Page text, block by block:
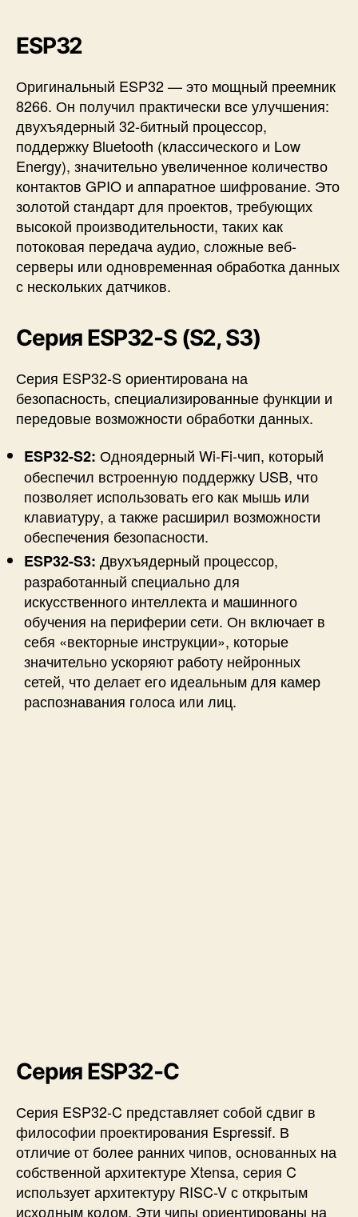
ESP32
Оригинальный ESP32 — это мощный преемник
8266. Он получил практически все улучшения:
двухъядерный 32-битный процессор,
поддержку Bluetooth (классического и Low
Energy), значительно увеличенное количество
контактов GPIO и аппаратное шифрование. Это
золотой стандарт для проектов, требующих
высокой производительности, таких как
потоковая передача аудио, сложные веб-
серверы или одновременная обработка данных
с нескольких датчиков.
Серия ESP32-S (S2, S3)
Серия ESP32-S ориентирована на
безопасность, специализированные функции и
передовые возможности обработки данных.
ESP32-S2: Одноядерный Wi-Fi-чип, который
обеспечил встроенную поддержку USB, что
позволяет использовать его как мышь или
клавиатуру, а также расширил возможности
обеспечения безопасности.
ESP32-S3: Двухъядерный процессор,
разработанный специально для
искусственного интеллекта и машинного
обучения на периферии сети. Он включает в
себя «векторные инструкции», которые
значительно ускоряют работу нейронных
сетей, что делает его идеальным для камер
распознавания голоса или лиц.
Серия ESP32-C
Серия ESP32-C представляет собой сдвиг в
философии проектирования Espressif. В
отличие от более ранних чипов, основанных на
собственной архитектуре Xtensa, серия C
использует архитектуру RISC-V с открытым
исходным кодом. Эти чипы ориентированы на